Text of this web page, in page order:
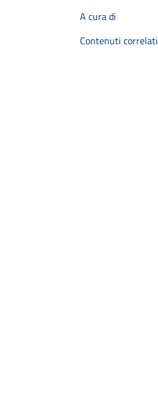
A cura di
Contenuti correlati